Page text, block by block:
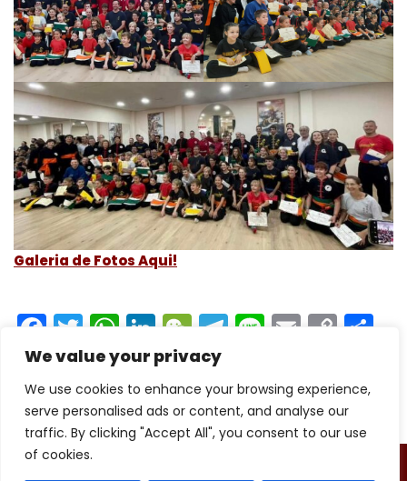
We value your privacy
We use cookies to enhance your browsing experience,
serve personalised ads or content, and analyse our
traffic. By clicking "Accept All", you consent to our use
of cookies.
Galeria de Fotos Aqui!
F
a
c
e
b
T
w
itt
er
W
h
a
ts
A
Li
n
k
e
dI
W
e
C
h
a
T
e
gr
a
Li
e
E
ai
l
C
p
y
Li ar
CENTRO DE INVESTIGACION DE ARTES ORIENTALES /